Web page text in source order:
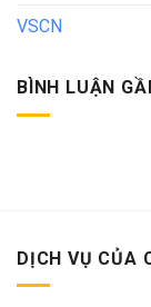
VSCN
BÌNH LUẬN
DỊCH VỤ CỦA